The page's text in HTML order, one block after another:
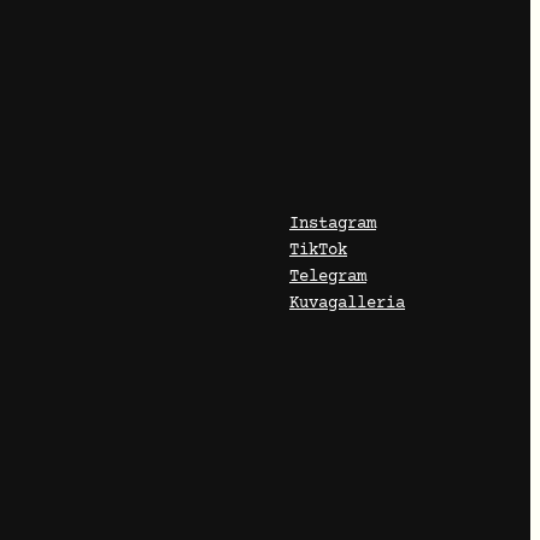
Instagram
TikTok
Telegram
Kuvagalleria